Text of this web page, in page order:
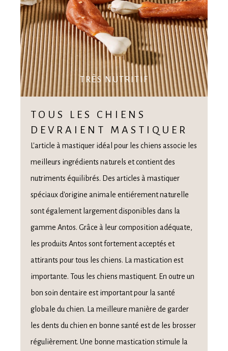
TRÈS NUTRITIF
TOUS LES CHIENS
DEVRAIENT MASTIQUER
L'article à mastiquer idéal pour les chiens associe les
meilleurs ingrédients naturels et contient des
nutriments équilibrés. Des articles à mastiquer
spéciaux d'origine animale entiérement naturelle
sont également largement disponibles dans la
gamme Antos. Grâce à leur composition adéquate,
les produits Antos sont fortement acceptés et
attirants pour tous les chiens. La mastication est
importante. Tous les chiens mastiquent. En outre un
bon soin dentaire est important pour la santé
globale du chien. La meilleure manière de garder
les dents du chien en bonne santé est de les brosser
régulièrement. Une bonne mastication stimule la